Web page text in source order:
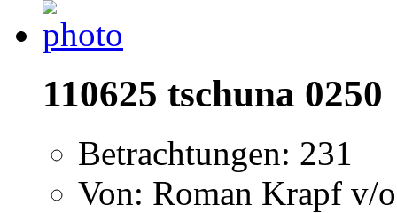
110625 tschuna 0250
Betrachtungen: 231
Von: Roman Krapf v/